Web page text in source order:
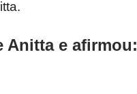
Anitta e afirmou: